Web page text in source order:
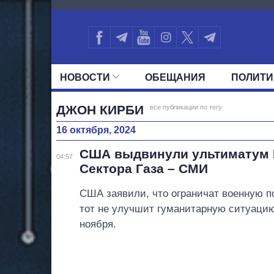
4811
НОВОСТИ ОБЕЩАНИЯ
ВСЕ ПОЛИТИКИ ПРЕЗИДЕНТ И
ДЖОН КИРБИ все публикации по тегу
16 октября, 2024
04:57
США выдвинули ультиматум
Сектора Газа – СМИ
США заявили, что ограничат военную
тот не улучшит гуманитарную
ноября.